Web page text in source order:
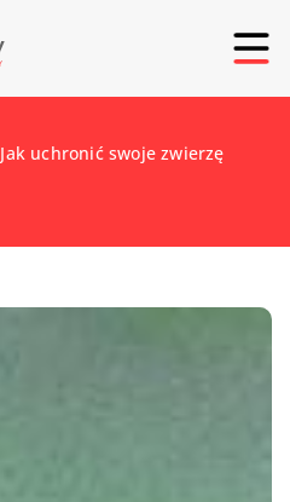
Jak uchronić swoje zwierzę